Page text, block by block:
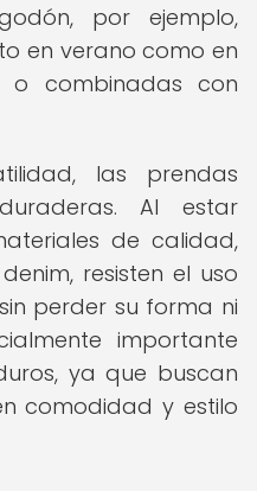
por ejemplo,
en verano como en
o combinadas con
las prendas
Al estar
de calidad,
resisten el uso
perder su forma ni
importante
ya que buscan
comodidad y estilo